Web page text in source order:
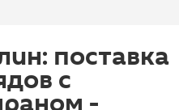
поставка
с